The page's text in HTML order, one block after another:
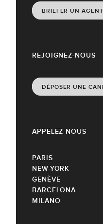
REJOIGNEZ-NOUS
DÉPOSER UNE
APPELEZ-NOUS
PARIS
NEW-YORK
GENÈVE
BARCELONA
MILANO
BRIEFER UN AGENT